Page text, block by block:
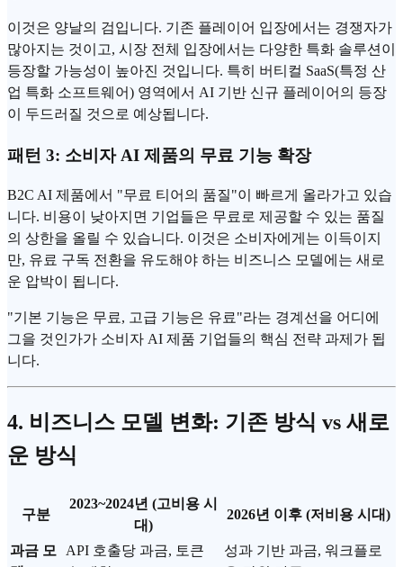
이것은 양날의 검입니다. 기존 플레이어 입장에서는 경쟁자가
많아지는 것이고, 시장 전체 입장에서는 다양한 특화 솔루션이
등장할 가능성이 높아진 것입니다. 특히 버티컬 SaaS(특정 산
업 특화 소프트웨어) 영역에서 AI 기반 신규 플레이어의 등장
이 두드러질 것으로 예상됩니다.
패턴 3: 소비자 AI 제품의 무료 기능 확장
B2C AI 제품에서 "무료 티어의 품질"이 빠르게 올라가고 있습
니다. 비용이 낮아지면 기업들은 무료로 제공할 수 있는 품질
의 상한을 올릴 수 있습니다. 이것은 소비자에게는 이득이지
만, 유료 구독 전환을 유도해야 하는 비즈니스 모델에는 새로
운 압박이 됩니다.
"기본 기능은 무료, 고급 기능은 유료"라는 경계선을 어디에
그을 것인가가 소비자 AI 제품 기업들의 핵심 전략 과제가 됩
니다.
4. 비즈니스 모델 변화: 기존 방식 vs 새로
운 방식
구분
2023~2024년 (고비용 시
대)
2026년 이후 (저비용 시대)
과금 모
API 호출당 과금, 토큰
성과 기반 과금, 워크플로